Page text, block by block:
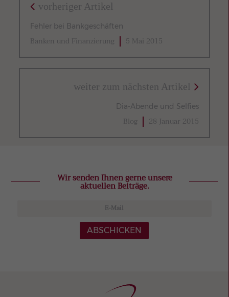
vorheriger Artikel
Fehler bei Bankgeschäften
Banken und Finanzierung 5 Mai 2015
weiter zum nächsten Artikel
Dia-Abende und Selfies
Blog 28 Januar 2015
Wir senden Ihnen gerne unsere
aktuellen Beiträge.
ABSCHICKEN